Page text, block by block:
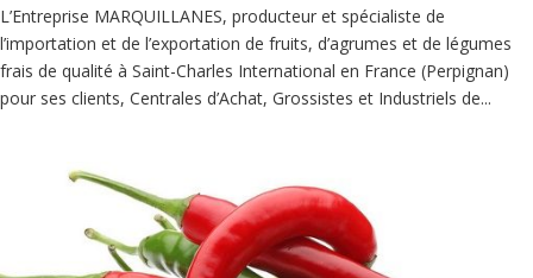
L’Entreprise MARQUILLANES, producteur et spécialiste de
l’importation et de l’exportation de fruits, d’agrumes et de légumes
frais de qualité à Saint-Charles International en France (Perpignan)
pour ses clients, Centrales d’Achat, Grossistes et Industriels de...